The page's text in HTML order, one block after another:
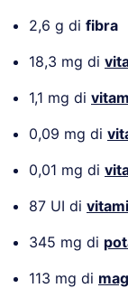
2,6 g di fibra
18,3 mg di
1,1 mg di
0,09 mg di
0,01 mg di
87 UI di
345 mg di
113 mg di